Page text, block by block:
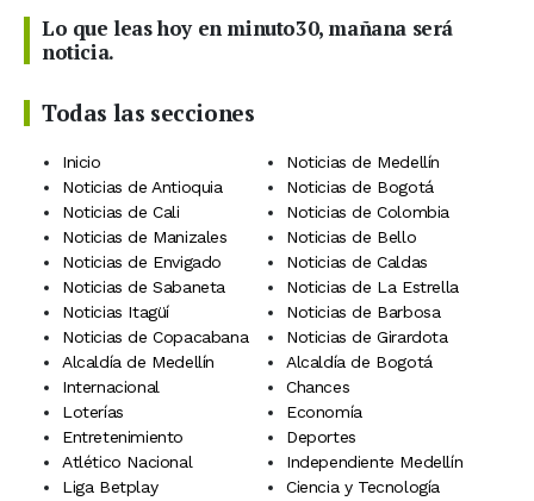
Lo que leas hoy en minuto30, mañana será
noticia.
Todas las secciones
Inicio
Noticias de Medellín
Noticias de Antioquia
Noticias de Bogotá
Noticias de Cali
Noticias de Colombia
Noticias de Manizales
Noticias de Bello
Noticias de Envigado
Noticias de Caldas
Noticias de Sabaneta
Noticias de La Estrella
Noticias Itagüí
Noticias de Barbosa
Noticias de Copacabana
Noticias de Girardota
Alcaldía de Medellín
Alcaldía de Bogotá
Internacional
Chances
Loterías
Economía
Entretenimiento
Deportes
Atlético Nacional
Independiente Medellín
Liga Betplay
Ciencia y Tecnología